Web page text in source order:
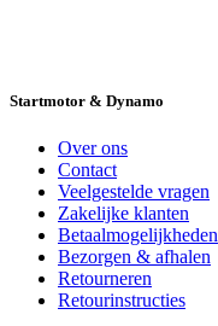
Startmotor & Dynamo
Over ons
Contact
Veelgestelde vragen
Zakelijke klanten
Betaalmogelijkheden
Bezorgen & afhalen
Retourneren
Retourinstructies